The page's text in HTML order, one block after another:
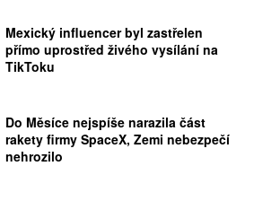
Mexický influencer byl zastřelen
přímo uprostřed živého vysílání na
TikToku
Do Měsíce nejspíše narazila část
rakety firmy SpaceX, Zemi nebezpečí
nehrozilo